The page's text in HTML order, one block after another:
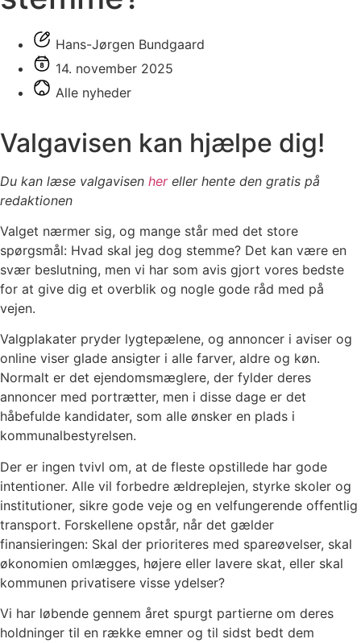
Hans-Jørgen Bundgaard
14. november 2025
Alle nyheder
Valgavisen kan hjælpe dig!
Du kan læse valgavisen her eller hente den gratis på
redaktionen
Valget nærmer sig, og mange står med det store
spørgsmål: Hvad skal jeg dog stemme? Det kan være en
svær beslutning, men vi har som avis gjort vores bedste
for at give dig et overblik og nogle gode råd med på
vejen.
Valgplakater pryder lygtepælene, og annoncer i aviser og
online viser glade ansigter i alle farver, aldre og køn.
Normalt er det ejendomsmæglere, der fylder deres
annoncer med portrætter, men i disse dage er det
håbefulde kandidater, som alle ønsker en plads i
kommunalbestyrelsen.
Der er ingen tvivl om, at de fleste opstillede har gode
intentioner. Alle vil forbedre ældreplejen, styrke skoler og
institutioner, sikre gode veje og en velfungerende offentlig
transport. Forskellene opstår, når det gælder
finansieringen: Skal der prioriteres med spareøvelser, skal
økonomien omlægges, højere eller lavere skat, eller skal
kommunen privatisere visse ydelser?
Vi har løbende gennem året spurgt partierne om deres
holdninger til en række emner og til sidst bedt dem